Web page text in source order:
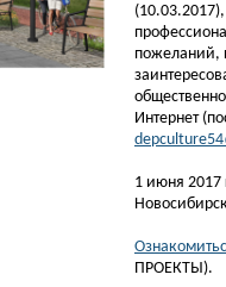
(10.03.2017),
пожеланий,
Интернет
1 июня 2017
ПРОЕКТЫ).